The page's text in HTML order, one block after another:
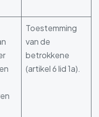
Toestemming
van de
betrokkene
(artikel 6 lid 1a).